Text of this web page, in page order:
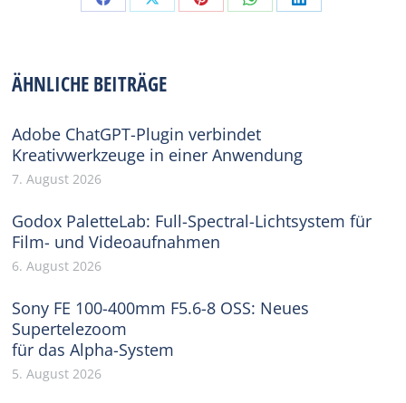
Share Share Share Share Share
ÄHNLICHE BEITRÄGE
Adobe ChatGPT-Plugin verbindet
Kreativwerkzeuge in einer Anwendung
7. August 2026
Godox PaletteLab: Full-Spectral-Lichtsystem für
Film- und Videoaufnahmen
6. August 2026
Sony FE 100-400mm F5.6-8 OSS: Neues
Supertelezoom
für das Alpha-System
5. August 2026